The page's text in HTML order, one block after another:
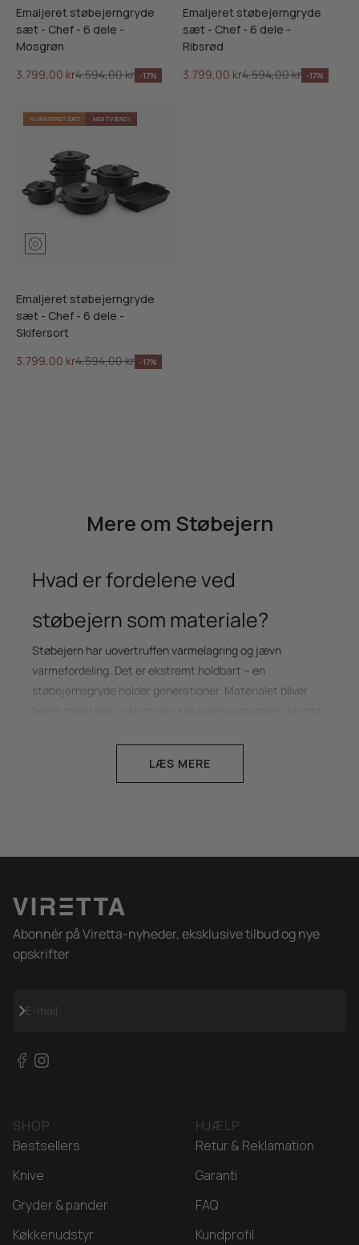
Emaljeret støbejerngryde
sæt - Chef - 6 dele -
Mosgrøn
Salgspris
3.799,00 krNormalpris
4.594,00 kr -17%
Emaljeret støbejerngryde
sæt - Chef - 6 dele -
Ribsrød
Salgspris
3.799,00 krNormalpris
4.594,00 kr -17%
KURATERET SÆT MEST VÆRDI
Emaljeret støbejerngryde
sæt - Chef - 6 dele -
Skifersort
Salgspris
3.799,00 krNormalpris
4.594,00 kr -17%
Mere om Støbejern
Hvad er fordelene ved
støbejern som materiale?
Støbejern har uovertruffen varmelagring og jævn
varmefordeling. Det er ekstremt holdbart – en
støbejernsgryde holder generationer. Materialet bliver
og ubehandlet støbejern (opbygger patina) til det
støbejernspander (Ø28 cm, 699 kr.), ubehandlede
støbejernspander (Ø28 cm, 599 kr.), emaljerede
støbejernsfade (39×23 cm, 699 kr.) og komplette sæt fra
Kan støbejern bruges på
induktion?
keramisk, elektrisk komfur og i ovnen op til 260°C. Start
altid på lav til medium varme – støbejernets høje
varmekapacitet betyder, at det behøver mindre energi
Er støbejern tungt?
LÆS MERE
Abonnér på Viretta-nyheder, eksklusive tilbud og nye
opskrifter
E-mail
Abonnér
HJÆLP
Retur & Reklamation
Garanti
FAQ
Kundprofil
SHOP
Bestsellers
Knive
Gryder & pander
Køkkenudstyr